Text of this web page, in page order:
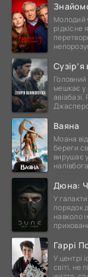
Молодий
Головний
мешкає у
Ваяна
Моана
береги
вирушає
Дюна:
У
порядок
навколо
Гаррі
У центрі
світі, не